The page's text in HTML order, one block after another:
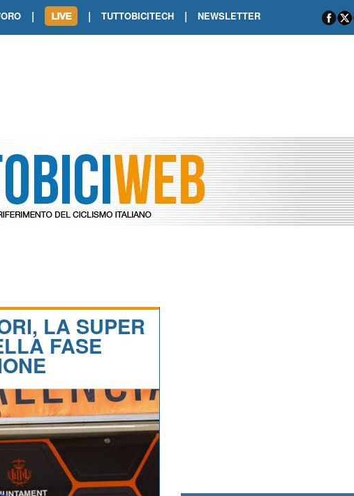
|
TOUR DE FRANCE. ORCIERES-MERLETTE INCORONA CARAPAZ
TOUR DE FRANCE. A VOIRON TRIONFO DI PHILIPSEN SU SCHMID E
| TUTTOBICITECH | NEWSLETTER
LA SUPER
FASE